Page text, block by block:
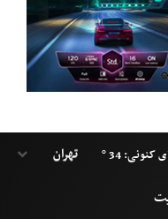
کنونی: 34 °